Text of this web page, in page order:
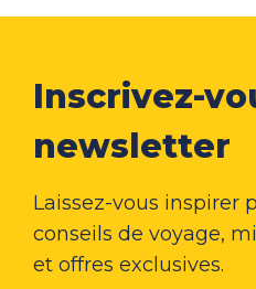
Inscrivez-
newsletter
Laissez-vous inspirer
conseils de voyage,
et offres exclusives.